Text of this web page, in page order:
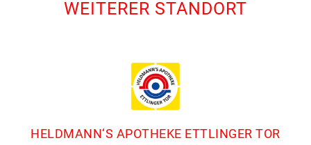
WEITERER STANDORT
HELDMANN‘S APOTHEKE ETTLINGER TOR